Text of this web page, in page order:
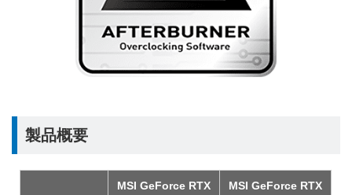
製品概要
MSI GeForce RTX
MSI GeForce RTX